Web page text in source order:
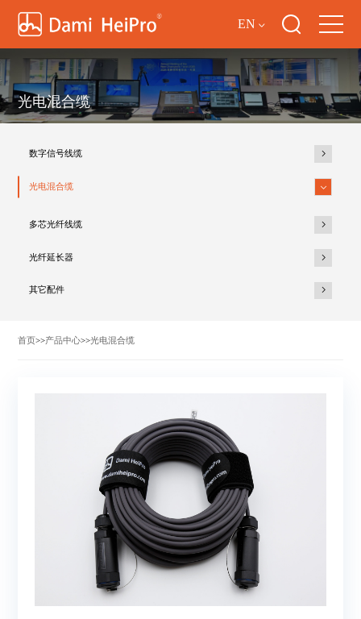
EN
光电混合缆
数字信号线缆
光电混合缆
多芯光纤线缆
光纤延长器
其它配件
首页>>产品中心>>光电混合缆